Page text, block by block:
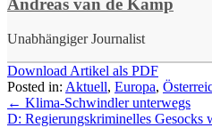
Andreas van de Kamp
Unabhängiger Journalist
Download Artikel als PDF
Posted in: Aktuell, Europa,
← Klima-Schwindler unterwegs
D: Regierungskriminelles Gesocks